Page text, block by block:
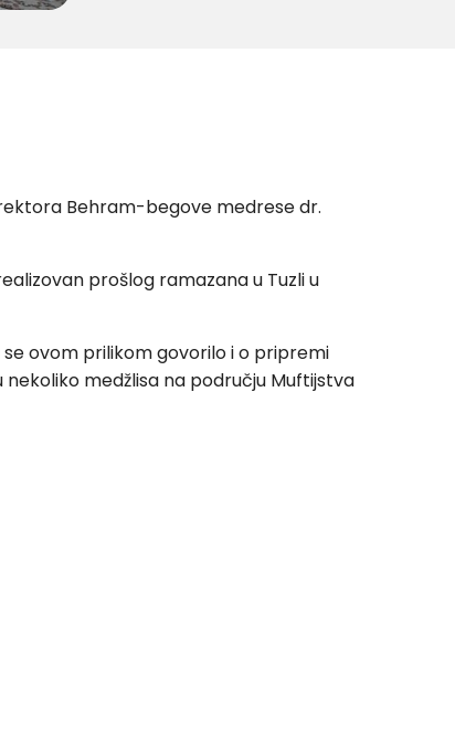
Behram-begove medrese dr.
prošlog ramazana u Tuzli u
ovom prilikom govorilo i o pripremi
medžlisa na području Muftijstva